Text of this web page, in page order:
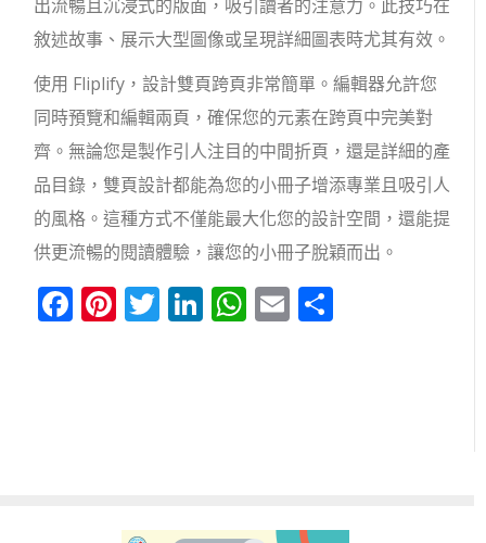
出流暢且沉浸式的版面，吸引讀者的注意力。此技巧在
敘述故事、展示大型圖像或呈現詳細圖表時尤其有效。
使用 Fliplify，設計雙頁跨頁非常簡單。編輯器允許您
同時預覽和編輯兩頁，確保您的元素在跨頁中完美對
齊。無論您是製作引人注目的中間折頁，還是詳細的產
品目錄，雙頁設計都能為您的小冊子增添專業且吸引人
的風格。這種方式不僅能最大化您的設計空間，還能提
供更流暢的閱讀體驗，讓您的小冊子脫穎而出。
Facebook
Pinterest
Twitter
LinkedIn
WhatsApp
Email